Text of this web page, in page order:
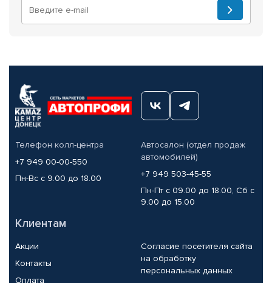
Телефон колл-центра
+7 949 00-00-550
Пн-Вс с 9.00 до 18.00
Автосалон (отдел продаж
автомобилей)
+7 949 503-45-55
Пн-Пт с 09.00 до 18.00, Сб с
9.00 до 15.00
Клиентам
Акции
Контакты
Оплата
Согласие посетителя сайта
на обработку
персональных данных